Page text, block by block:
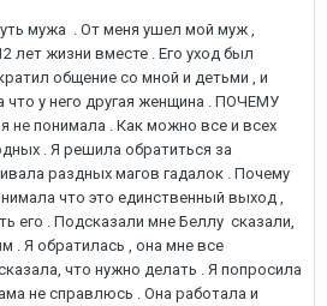
мужа . От меня ушел мой муж ,
лет жизни вместе . Его уход был
общение со мной и детьми , и
что у него другая женщина . ПОЧЕМУ
не понимала . Как можно все и всех
. Я решила обратиться за
раздных магов гадалок . Почему
что это единственный выход ,
его . Подсказали мне Беллу сказали,
. Я обратилась , она мне все
что нужно делать . Я попросила
не справлюсь . Она работала и